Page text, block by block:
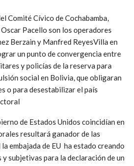
Comité Cívico de Cochabamba,
Pacello son los operadores
Berzain y Manfred ReyesVilla en
un punto de convergencia entre
y policías de la reserva para
social en Bolivia, que obligaran
o para desestabilizar el país
de Estados Unidos coincidían en
resultará ganador de las
embajada de EU ha estado creando
subjetivas para la declaración de un